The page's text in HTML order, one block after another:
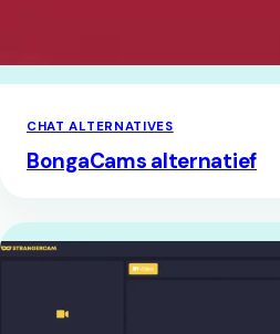
CHAT ALTERNATIVES
BongaCams alternatief